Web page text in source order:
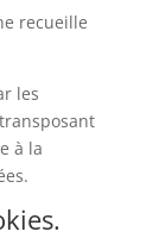
recueille
les
à la